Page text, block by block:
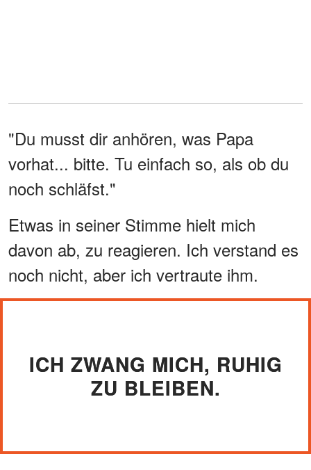
"Du musst dir anhören, was Papa
vorhat... bitte. Tu einfach so, als ob du
noch schläfst."
Etwas in seiner Stimme hielt mich
davon ab, zu reagieren. Ich verstand es
noch nicht, aber ich vertraute ihm.
ICH ZWANG MICH, RUHIG
ZU BLEIBEN.